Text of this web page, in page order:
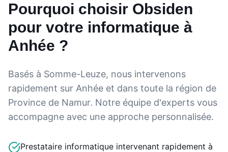
Pourquoi choisir Obsiden
pour votre informatique à
Anhée ?
Basés à Somme-Leuze, nous intervenons
rapidement sur Anhée et dans toute la région de
Province de Namur. Notre équipe d'experts vous
accompagne avec une approche personnalisée.
Prestataire informatique intervenant rapidement à